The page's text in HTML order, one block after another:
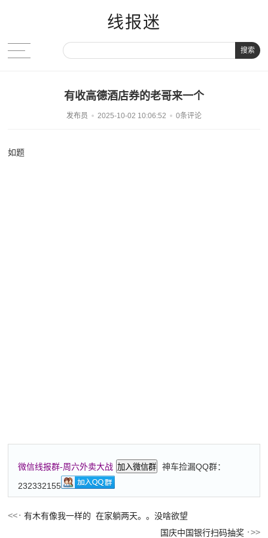
线报迷
搜索
有收高德酒店券的老哥来一个
发布员 2025-10-02 10:06:52 0条评论
如题
微信线报群-周六外卖大战 加入微信群
神车捡漏QQ群：
232332155
有木有像我一样的 在家躺两天。。没啥欲望
国庆中国银行扫码抽奖